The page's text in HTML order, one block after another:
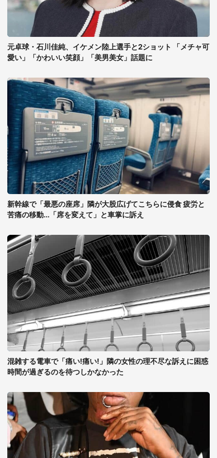
元卓球・石川佳純、イケメン陸上選手と2ショット 「メチャ可
愛い」「かわいい笑顔」「美男美女」話題に
新幹線で「最悪の座席」隣が大股広げてこちらに侵食 疲労と
苦痛の移動...「席を変えて」と車掌に訴え
混雑する電車で「痛い!痛い!」隣の女性の理不尽な訴えに困惑
時間が過ぎるのを待つしかなかった